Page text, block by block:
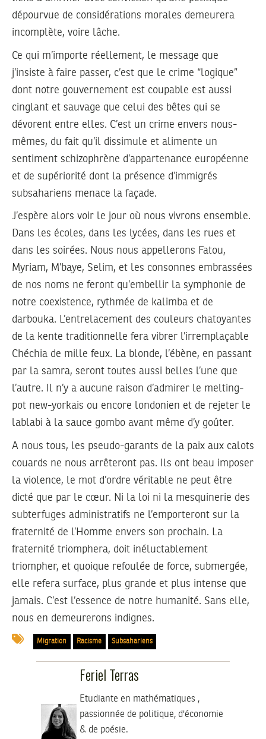
dépourvue de considérations morales demeurera
incomplète, voire lâche.
Ce qui m’importe réellement, le message que
j’insiste à faire passer, c’est que le crime “logique”
dont notre gouvernement est coupable est aussi
cinglant et sauvage que celui des bêtes qui se
dévorent entre elles. C’est un crime envers nous-
mêmes, du fait qu’il dissimule et alimente un
sentiment schizophrène d’appartenance européenne
et de supériorité dont la présence d’immigrés
subsahariens menace la façade.
J’espère alors voir le jour où nous vivrons ensemble.
Dans les écoles, dans les lycées, dans les rues et
dans les soirées. Nous nous appellerons Fatou,
Myriam, M’baye, Selim, et les consonnes embrassées
de nos noms ne feront qu’embellir la symphonie de
notre coexistence, rythmée de kalimba et de
darbouka. L’entrelacement des couleurs chatoyantes
de la kente traditionnelle fera vibrer l’irremplaçable
Chéchia de mille feux. La blonde, l’ébène, en passant
par la samra, seront toutes aussi belles l’une que
l’autre. Il n’y a aucune raison d’admirer le melting-
pot new-yorkais ou encore londonien et de rejeter le
lablabi à la sauce gombo avant même d’y goûter.
A nous tous, les pseudo-garants de la paix aux calots
couards ne nous arrêteront pas. Ils ont beau imposer
la violence, le mot d’ordre véritable ne peut être
dicté que par le cœur. Ni la loi ni la mesquinerie des
subterfuges administratifs ne l’emporteront sur la
fraternité de l’Homme envers son prochain. La
fraternité triomphera, doit inéluctablement
triompher, et quoique refoulée de force, submergée,
elle refera surface, plus grande et plus intense que
jamais. C’est l’essence de notre humanité. Sans elle,
nous en demeurerons indignes.
Migration Racisme Subsahariens
Feriel Terras
Etudiante en mathématiques ,
passionnée de politique, d'économie
& de poésie.